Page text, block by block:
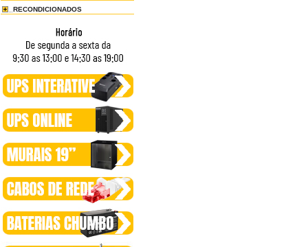
RECONDICIONADOS